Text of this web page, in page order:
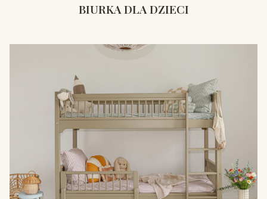
BIURKA DLA DZIECI